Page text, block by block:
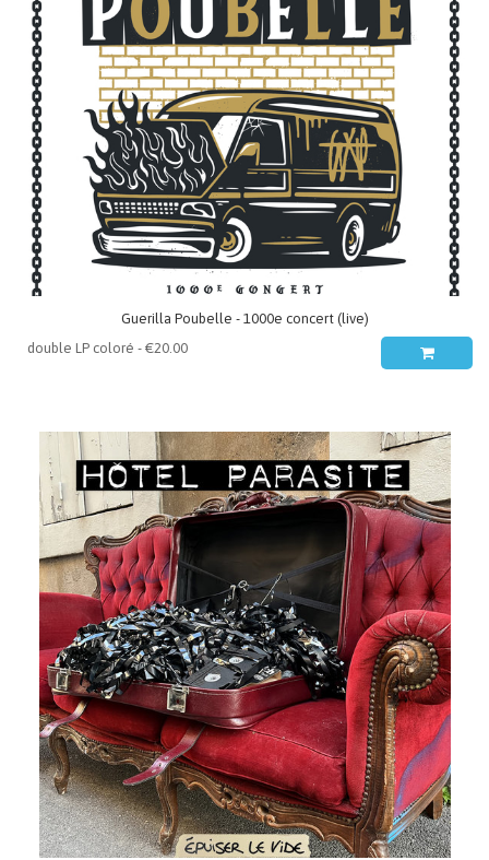
Guerilla Poubelle - 1000e concert (live)